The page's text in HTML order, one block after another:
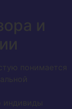
и
понимается